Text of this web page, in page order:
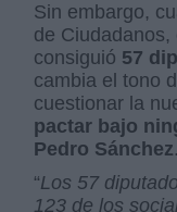
Sin embargo,
de
consiguió 57
cambia el tono
cuestionar la
pactar bajo
Pedro Sánchez.
“Los 57
123 de los